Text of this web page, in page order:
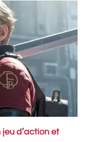
d’action et